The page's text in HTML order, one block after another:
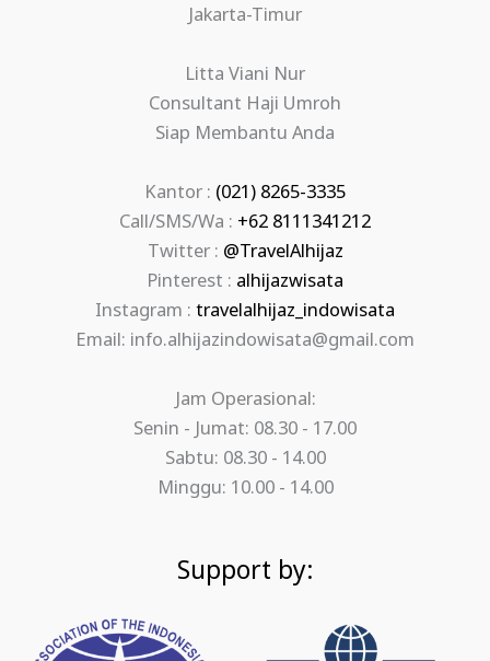
Jakarta-Timur
Litta Viani Nur
Consultant Haji Umroh
Siap Membantu Anda
Kantor : (021) 8265-3335
Call/SMS/Wa : +62 8111341212
Twitter : @TravelAlhijaz
Pinterest : alhijazwisata
Instagram : travelalhijaz_indowisata
Email: info.alhijazindowisata@gmail.com
Jam Operasional:
Senin - Jumat: 08.30 - 17.00
Sabtu: 08.30 - 14.00
Minggu: 10.00 - 14.00
Support by: